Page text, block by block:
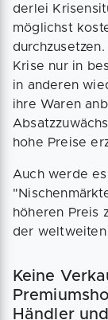
derlei
möglichst
Krise nur in
in anderen
ihre Waren
hohe Preise
Auch werde
höheren Preis
der weltweiten
Keine
Händler